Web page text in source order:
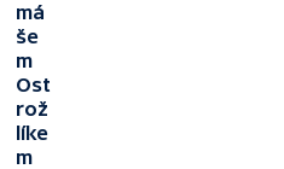
má
še
m
Ost
rož
líke
m